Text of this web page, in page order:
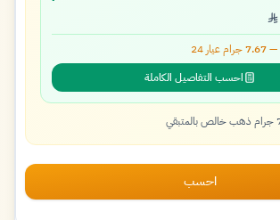
—
7.67جرام عيار 24
احسب التفاصيل الكاملة
احسب